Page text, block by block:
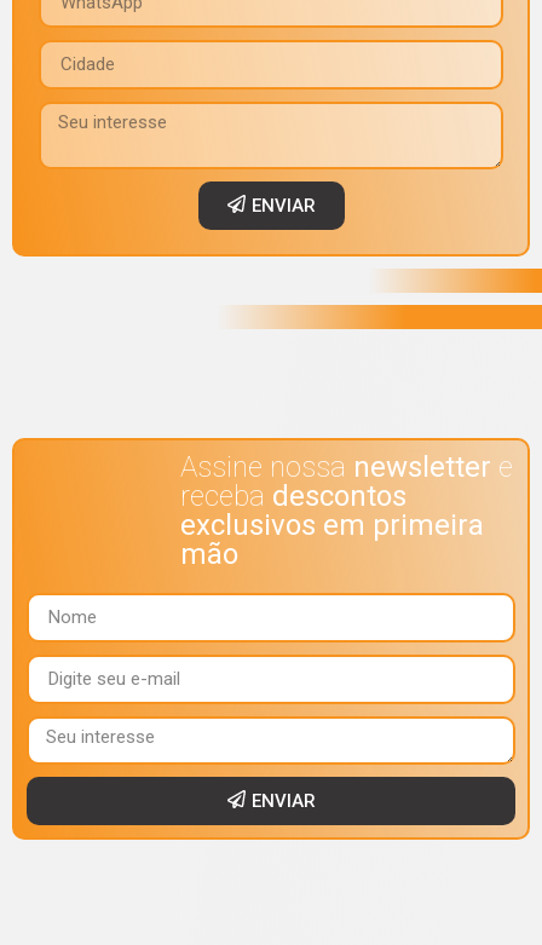
ENVIAR
Assine nossa newsletter e
receba descontos
exclusivos em primeira
mão
ENVIAR